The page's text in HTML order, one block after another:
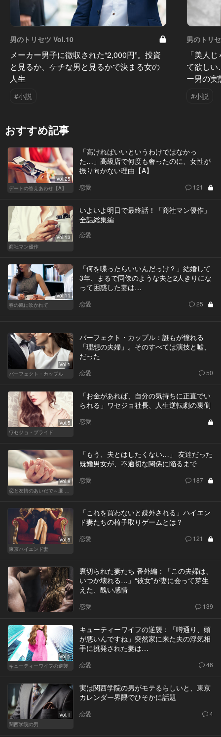
男のトリセツ Vol.10
メーカー男子に徴収された“2,000円”。投資
と見るか、ケチな男と見るかで決まる女の
人生
#小説
男のトリ
「美人
て欲し
ー男の実
#小説
おすすめ記事
Vol.25
デートの答えあわせ【A】
「高ければいいというわけではなかっ
た…」高級店で何度も奢ったのに、女性が
振り向かない理由【A】
恋愛 121
Vol.13
商社マン優作
いよいよ明日で最終話！「商社マン優作」
全話総集編
恋愛
Vol.11
春の風に吹かれて
「何を喋ったらいいんだっけ？」結婚して
3年、まるで同僚のような夫と2人きりにな
って困惑した妻は…
恋愛 25
Vol.1
パーフェクト・カップル
パーフェクト・カップル：誰もが憧れる
「理想の夫婦」。そのすべては演技と嘘、
だった
恋愛 50
Vol.5
ワセジョ・プライド
「お金があれば、自分の気持ちに正直でい
られる」ワセジョ社長、人生逆転劇の裏側
恋愛
Vol.8
恋と友情のあいだで～廉 Ver.～
「もう、夫とはしたくない…」 友達だった
既婚男女が、不適切な関係に陥るまで
恋愛 187
Vol.5
東京ハイエンド妻
「これを買わないと疎外される」ハイエン
ド妻たちの椅子取りゲームとは？
恋愛 121
裏切られた妻たち 番外編：「この夫婦は、
いつか壊れる…」“彼女”が妻に会って芽生
えた、醜い感情
恋愛 139
Vol.1
キューティーワイフの逆襲
キューティーワイフの逆襲：「噂通り、頭
が悪いんですね」突然家に来た夫の浮気相
手に挑発された妻は…
恋愛 46
Vol.1
関西学院の男
実は関西学院の男がモテるらしいと、東京
カレンダー界隈でひそかに話題
恋愛 4